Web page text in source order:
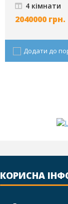
4 кімнати
2040000 грн.
Додати до
КОРИСНА